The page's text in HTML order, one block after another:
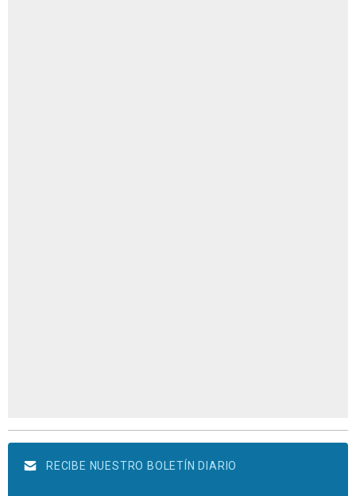
RECIBE NUESTRO BOLETÍN DIARIO